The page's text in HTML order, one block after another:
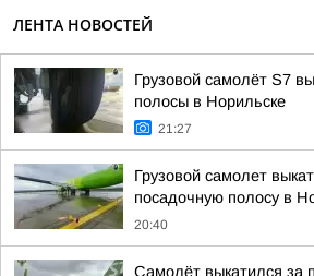
ЛЕНТА НОВОСТЕЙ
Грузовой самолёт S7
полосы в Норильске
21:27
Грузовой самолет
посадочную полосу в
20:40
Самолёт выкатился за